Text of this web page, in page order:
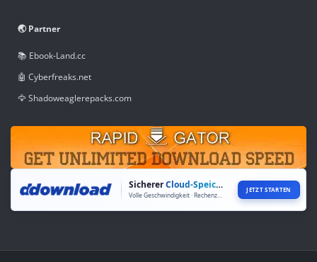
🌏 Partner
📚 Ebook-Land.cc
🤖 Cyberfreaks.net
🦅 Shadoweaglerepacks.com
SichererCloud-Speicher JETZT STARTEN